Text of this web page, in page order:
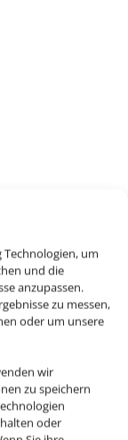
Technologien, um
und die
anzupassen.
zu messen,
oder um unsere
wir
zu speichern
oder